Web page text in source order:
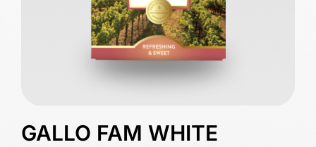
GALLO FAM WHITE